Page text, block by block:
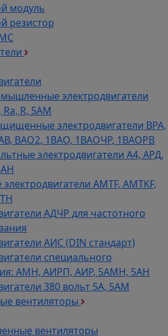
модуль
резистор
электродвигатели
R, 5AM
электродвигатели ВРА,
ВАO2, 1ВАО, 1ВАОЧР, 1ВАОРВ
электродвигатели A4, АРД,
AMTF, AMTKF,
АДЧР для частотного
АИС (DIN стандарт)
специального
АМН, АИРП, АИР, 5АМН, 5АН
380 вольт 5А, 5АМ
вентиляторы
вентиляторы